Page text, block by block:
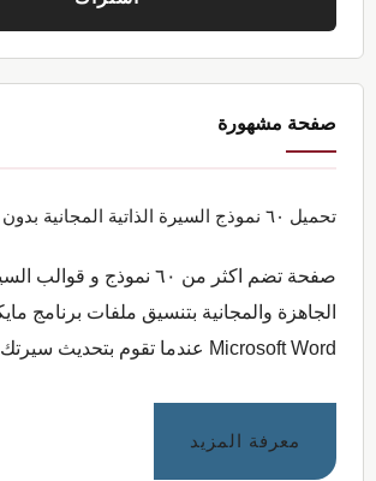
صفحة مشهورة
تحميل ٦٠ نموذج السيرة الذاتية المجانية بدون علامات مائية
صفحة تضم اكثر من ٦٠ نموذج و
الجاهزة والمجانية بتنسيق ملفات برنامج
Microsoft Word عندما تقوم بتحديث سيرتك الذاتية …
معرفة المزيد